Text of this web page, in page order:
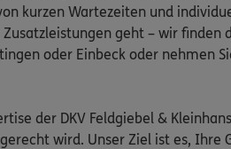
kurzen Wartezeiten und
geht – wir finden
oder Einbeck oder nehmen
der DKV Feldgiebel &
wird. Unser Ziel ist es,